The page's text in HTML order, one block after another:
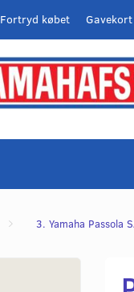
Gavekort
Fortryd købet
3. Yamaha Passola